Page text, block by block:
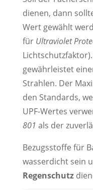
dienen, dann
Wert gewählt
für Ultraviolet
gewährleistet
Strahlen. Der
den Standards,
UPF-Wertes
801 als der
Bezugsstoffe für
wasserdicht sein
Regenschutz